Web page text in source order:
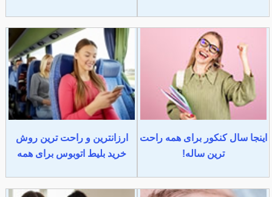
اینجا سال کنکور برای همه راحت
ترین ساله!
ارزانترین و راحت ترین روش
خرید بلیط اتوبوس برای همه